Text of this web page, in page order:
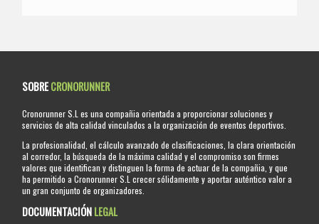
SOBRECRONORUNNER
Cronorunner S.L es una compañia orientada a proporcionar soluciones y
servicios de alta calidad vinculados a la organización de eventos deportivos.
La profesionalidad, el cálculo avanzado de clasificaciones, la clara orientación
al corredor, la búsqueda de la máxima calidad y el compromiso son firmes
valores que identifican y distinguen la forma de actuar de la compañia, y que
ha permitido a Cronorunner S.L crecer sólidamente y aportar auténtico valor a
un gran conjunto de organizadores.
DOCUMENTACIÓNLEGAL